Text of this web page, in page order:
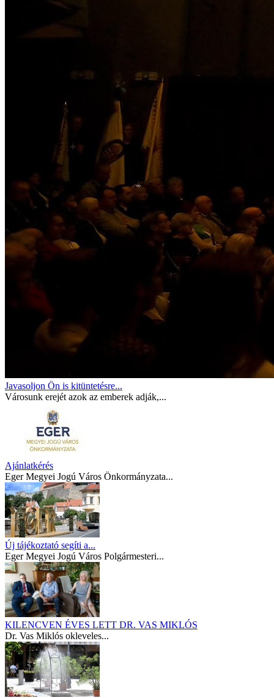
Javasoljon Ön is kitüntetésre...
Városunk erejét azok az emberek adják,...
Ajánlatkérés
Eger Megyei Jogú Város Önkormányzata...
Új tájékoztató segíti a...
Eger Megyei Jogú Város Polgármesteri...
KILENCVEN ÉVES LETT DR. VAS MIKLÓS
Dr. Vas Miklós okleveles...